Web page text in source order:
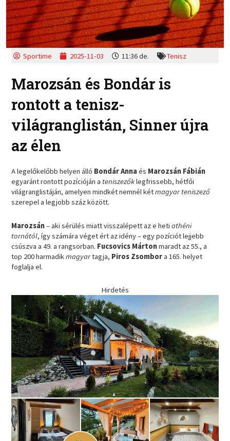
Sportime 2025-11-03 11:36 de. Tenisz
Marozsán és Bondár is
rontott a tenisz-
világranglistán, Sinner újra
az élen
A legelőkelőbb helyen álló Bondár Annaés Marozsán Fábián
egyaránt rontott pozícióján a teniszezőklegfrissebb, hétfői
világranglistáján, amelyen mindkét nemnél kétmagyar teniszező
szerepel a legjobb száz között.
Marozsán– aki sérülés miatt visszalépett az e hetiathéni
tornától, így számára véget ért az idény – egy pozíciót lejjebb
csúszva a 49. a rangsorban. Fucsovics Mártonmaradt az 55., a
top 200 harmadikmagyartagja, Piros Zsombora 165. helyet
foglalja el.
Hirdetés